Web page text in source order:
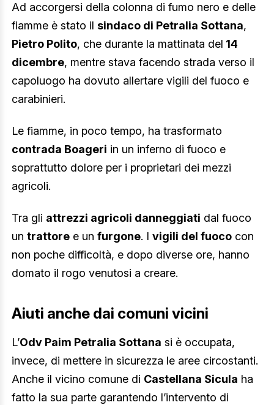
Ad accorgersi della colonna di fumo nero e delle
fiamme è stato il sindaco di Petralia Sottana,
Pietro Polito, che durante la mattinata del 14
dicembre, mentre stava facendo strada verso il
capoluogo ha dovuto allertare vigili del fuoco e
carabinieri.
Le fiamme, in poco tempo, ha trasformato
contrada Boageri in un inferno di fuoco e
soprattutto dolore per i proprietari dei mezzi
agricoli.
Tra gli attrezzi agricoli danneggiati dal fuoco
un trattore e un furgone. I vigili del fuoco con
non poche difficoltà, e dopo diverse ore, hanno
domato il rogo venutosi a creare.
Aiuti anche dai comuni vicini
L’Odv Paim Petralia Sottana si è occupata,
invece, di mettere in sicurezza le aree circostanti.
Anche il vicino comune di Castellana Sicula ha
fatto la sua parte garantendo l’intervento di